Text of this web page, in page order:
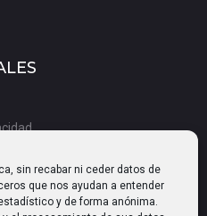
sin recabar ni ceder datos de
que nos ayudan a entender
y de forma anónima.